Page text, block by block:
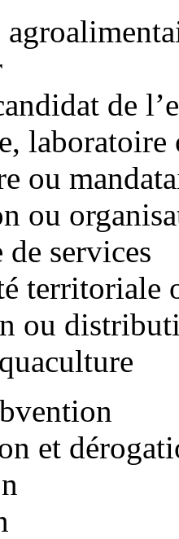
de
laboratoire
ou
ou
de services
territoriale
ou
et